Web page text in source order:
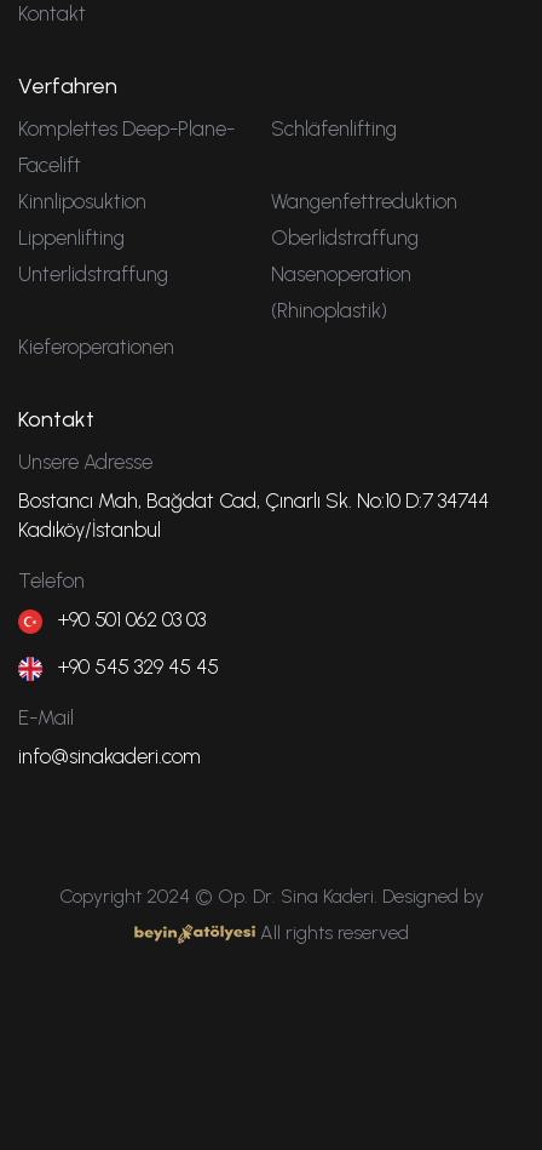
Kontakt
Verfahren
Komplettes Deep-Plane-
Facelift
Schläfenlifting
Kinnliposuktion
Wangenfettreduktion
Lippenlifting
Oberlidstraffung
Unterlidstraffung
Nasenoperation
(Rhinoplastik)
Kieferoperationen
Kontakt
Unsere Adresse
Bostancı Mah, Bağdat Cad, Çınarlı Sk. No:10 D:7 34744
Kadıköy/İstanbul
Telefon
+90 501 062 03 03
+90 545 329 45 45
E-Mail
info@sinakaderi.com
Copyright 2024 © Op. Dr. Sina Kaderi. Designed by
All rights reserved